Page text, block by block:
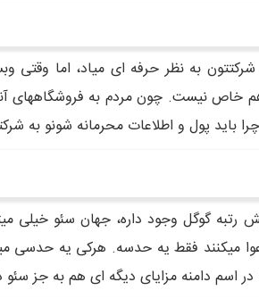
نیست. چون مردم به فروشگاههای
باید پول و اطلاعات محرمانه شونو به
رتبه گوگل وجود داره، جهان سئو خیلی
فقط یه حدسه. هرکی یه حدسی
در اسم دامنه مزایای دیگه ای هم به جز سئو